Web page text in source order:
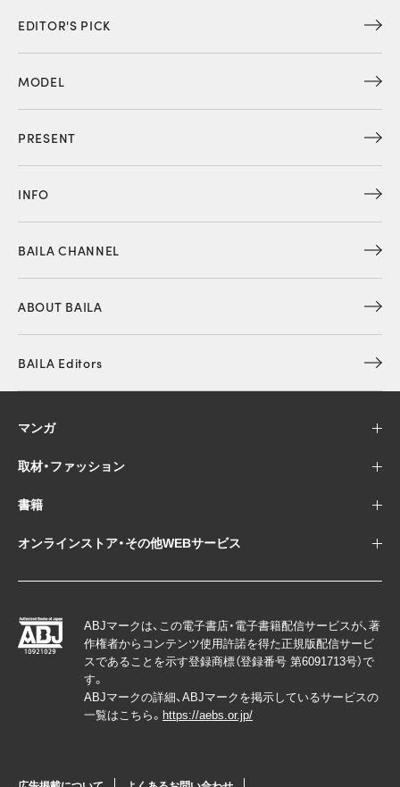
EDITOR'S PICK
MODEL
PRESENT
INFO
BAILA CHANNEL
ABOUT BAILA
BAILA Editors
マンガ
取材・ファッション
書籍
オンラインストア・その他WEBサービス
ABJマークは、この電子書店・電子書籍配信サービスが、著
作権者からコンテンツ使用許諾を得た正規版配信サービ
スであることを示す登録商標（登録番号 第6091713号）で
す。
ABJマークの詳細、ABJマークを掲示しているサービスの
一覧はこちら。 https://aebs.or.jp/